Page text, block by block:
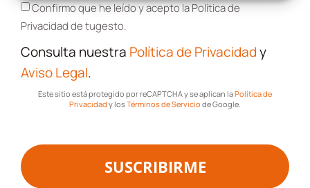
Promociones, publicidad e información
todos los servicios relacionados con tu
emprendimiento.
Nombre
Confirmo que he leído y acepto la Política de
Privacidad de tugesto.
Consulta nuestra Política de Privacidady
Aviso Legal.
Este sitio está protegido por reCAPTCHA y se aplican laPolítica de
Privacidad y losTérminos de Servicio de Google.
SUSCRIBIRME